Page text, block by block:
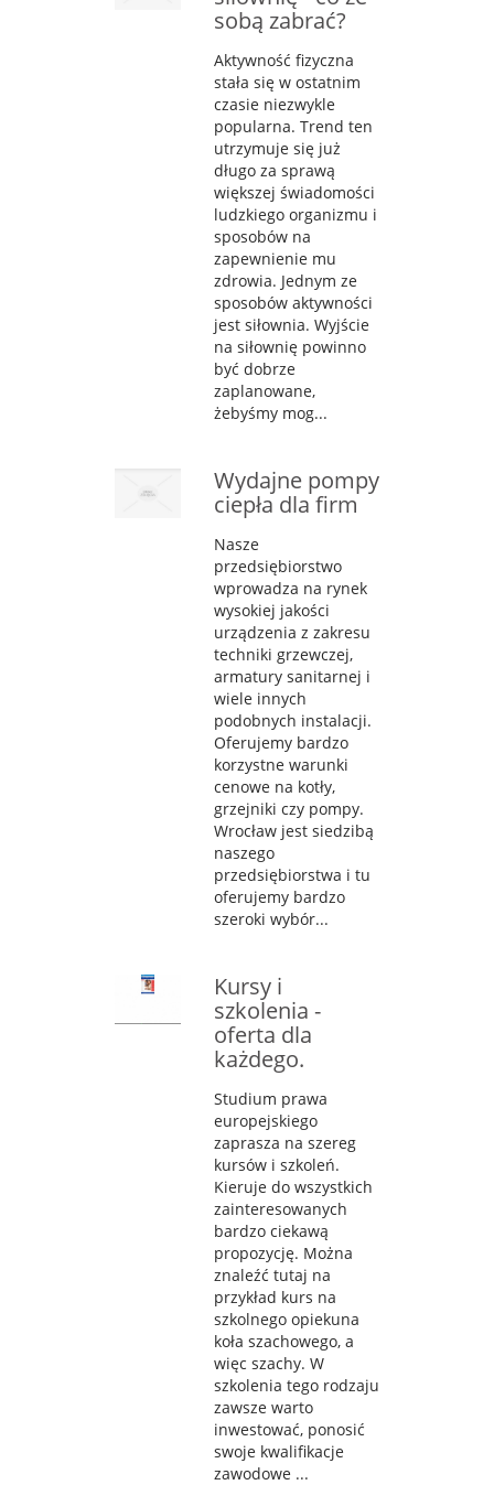
sobą zabrać?
Aktywność fizyczna
stała się w ostatnim
czasie niezwykle
popularna. Trend ten
utrzymuje się już
długo za sprawą
większej świadomości
ludzkiego organizmu i
sposobów na
zapewnienie mu
zdrowia. Jednym ze
sposobów aktywności
jest siłownia. Wyjście
na siłownię powinno
być dobrze
zaplanowane,
żebyśmy mog...
Wydajne pompy
ciepła dla firm
Nasze
przedsiębiorstwo
wprowadza na rynek
wysokiej jakości
urządzenia z zakresu
techniki grzewczej,
armatury sanitarnej i
wiele innych
podobnych instalacji.
Oferujemy bardzo
korzystne warunki
cenowe na kotły,
grzejniki czy pompy.
Wrocław jest siedzibą
naszego
przedsiębiorstwa i tu
oferujemy bardzo
szeroki wybór...
Kursy i
szkolenia -
oferta dla
każdego.
Studium prawa
europejskiego
zaprasza na szereg
kursów i szkoleń.
Kieruje do wszystkich
zainteresowanych
bardzo ciekawą
propozycję. Można
znaleźć tutaj na
przykład kurs na
szkolnego opiekuna
koła szachowego, a
więc szachy. W
szkolenia tego rodzaju
zawsze warto
inwestować, ponosić
swoje kwalifikacje
zawodowe ...